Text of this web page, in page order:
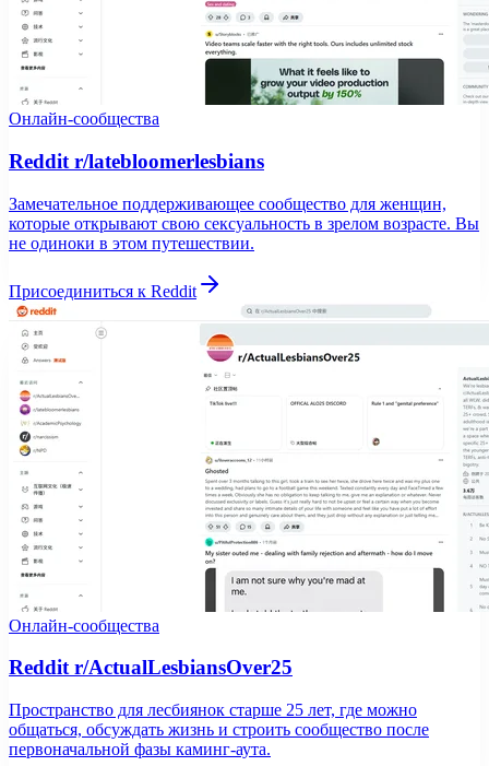
Онлайн-сообщества
Reddit r/latebloomerlesbians
Замечательное поддерживающее сообщество для женщин,
которые открывают свою сексуальность в зрелом возрасте. Вы
не одиноки в этом путешествии.
Присоединиться к Reddit
Онлайн-сообщества
Reddit r/ActualLesbiansOver25
Пространство для лесбиянок старше 25 лет, где можно
общаться, обсуждать жизнь и строить сообщество после
первоначальной фазы каминг-аута.